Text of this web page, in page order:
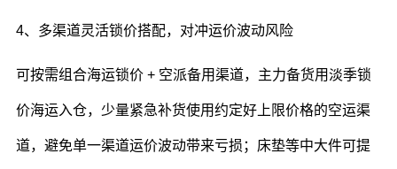
4、多渠道灵活锁价搭配，对冲运价波动风险
可按需组合海运锁价 + 空派备用渠道，主力备货用淡季锁
价海运入仓，少量紧急补货使用约定好上限价格的空运渠
道，避免单一渠道运价波动带来亏损；床垫等中大件可提